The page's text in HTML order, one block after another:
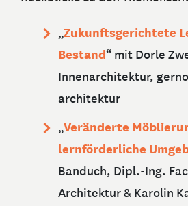
„Zukunftsgerichtete
Bestand“ mit Dorle
Innenarchitektur,
architektur
„Veränderte
lernförderliche
Banduch, Dipl.-Ing.
Architektur & Karolin